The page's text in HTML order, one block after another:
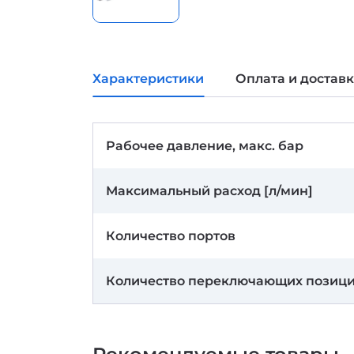
Характеристики Оплата и
Рабочее давление, макс. бар
Максимальный расход [л/мин]
Количество портов
Количество переключающих